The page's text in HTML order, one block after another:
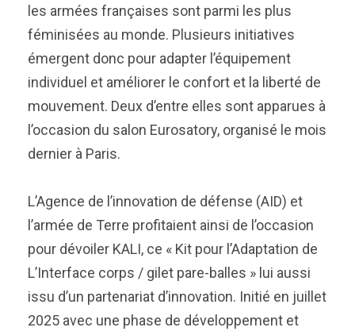
les armées françaises sont parmi les plus
féminisées au monde. Plusieurs initiatives
émergent donc pour adapter l’équipement
individuel et améliorer le confort et la liberté de
mouvement. Deux d’entre elles sont apparues à
l’occasion du salon Eurosatory, organisé le mois
dernier à Paris.
L’Agence de l’innovation de défense (AID) et
l’armée de Terre profitaient ainsi de l’occasion
pour dévoiler KALI, ce « Kit pour l’Adaptation de
L’Interface corps / gilet pare-balles » lui aussi
issu d’un partenariat d’innovation. Initié en juillet
2025 avec une phase de développement et